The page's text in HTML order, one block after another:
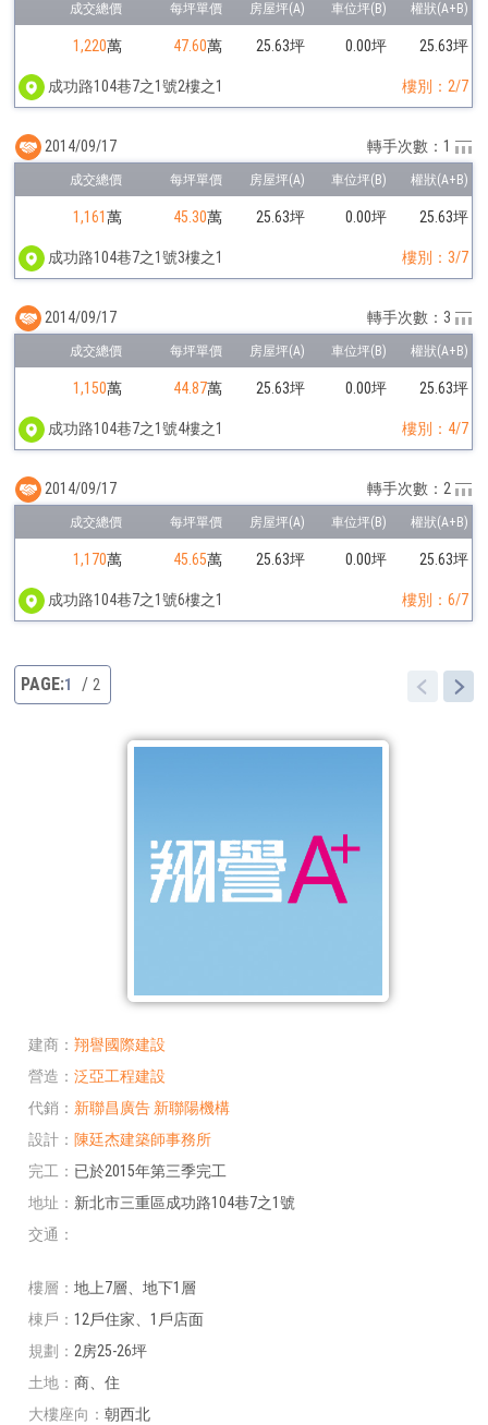
建商
翔譽國際建設
營造
泛亞工程建設
代銷
新聯昌廣告 新聯陽機構
設計
陳廷杰建築師事務所
完工
已於2015年第三季完工
地址
新北市三重區成功路104巷7之1號
交通
樓層
地上7層、地下1層
棟戶
12戶住家、1戶店面
規劃
2房25-26坪
土地
商、住
大樓座向
朝西北
1,220萬 47.60萬 25.63坪 0.00坪 25.63坪
成功路104巷7之1號2樓之1 樓別：2/7
1,161萬 45.30萬 25.63坪 0.00坪 25.63坪
成功路104巷7之1號3樓之1 樓別：3/7
2014/09/17 轉手次數：1
1,150萬 44.87萬 25.63坪 0.00坪 25.63坪
成功路104巷7之1號4樓之1 樓別：4/7
2014/09/17 轉手次數：3
1,170萬 45.65萬 25.63坪 0.00坪 25.63坪
成功路104巷7之1號6樓之1 樓別：6/7
2014/09/17 轉手次數：2
1 2